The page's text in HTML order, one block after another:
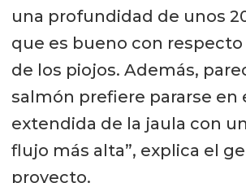
una profundidad de unos
que es bueno con respecto
de los piojos. Además,
salmón prefiere pararse en
extendida de la jaula con
flujo más alta”, explica el
proyecto.